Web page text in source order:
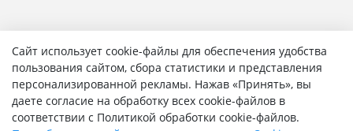
Сайт использует cookie-файлы для обеспечения удобства
пользования сайтом, сбора статистики и представления
персонализированной рекламы. Нажав «Принять», вы
даете согласие на обработку всех cookie-файлов в
соответствии с Политикой обработки cookie-файлов.
© 2001-2026 «Битрикс», «1С-Битрикс». Работает на 1С-
Битрикс: Управление сайтом.
Согласие на обработку персональных данных
Отзыв согласия на обработку персональных данных
Политика обработки персональных данных